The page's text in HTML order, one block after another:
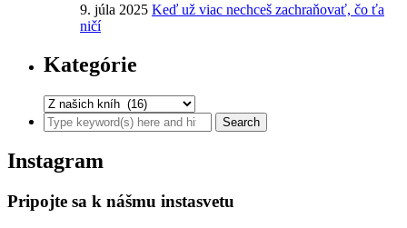
9. júla 2025 Keď už viac nechceš zachraňovať, čo ťa
ničí
Kategórie
Instagram
Pripojte sa k nášmu instasvetu